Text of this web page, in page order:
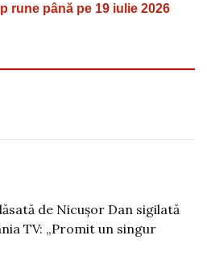
rune până pe 19 iulie 2026
de Nicuşor Dan sigilată
TV: „Promit un singur